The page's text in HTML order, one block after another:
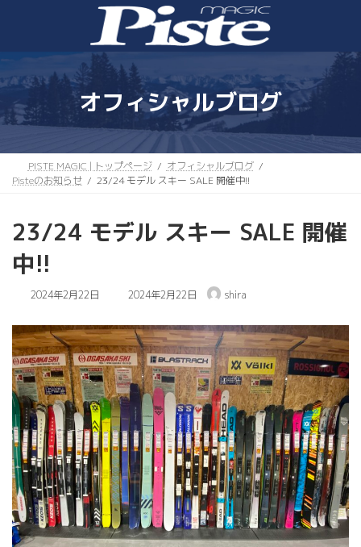
ン
へ
キ
プ
ー
ョ
に
動
オフィシャルブログ
PISTE MAGIC | トップページ
オフィシャルブログ
Pisteのお知らせ
23/24 モデル スキー SALE 開催中!!
23/24 モデル スキー SALE 開催
中!!
2024年2月22日
最
新
日
時
:
2024年2月22日 shira